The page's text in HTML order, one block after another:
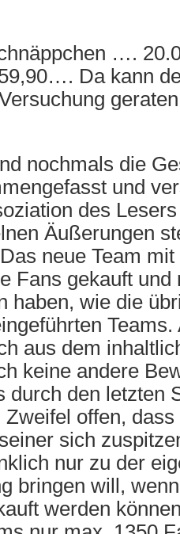
….
Da kann
nochmals die
und
des
Äußerungen
neue Team
Fans gekauft und
haben, wie die
aus dem
keine andere
durch den letzten
offen,
sich
nur zu der
bringen will,
werden